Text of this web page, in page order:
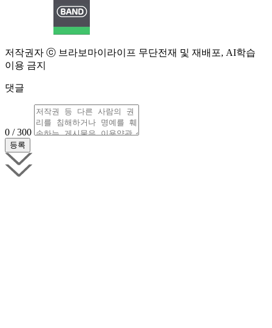
저작권자 ⓒ 브라보마이라이프 무단전재 및 재배포, AI학습
이용 금지
댓글
0 / 300